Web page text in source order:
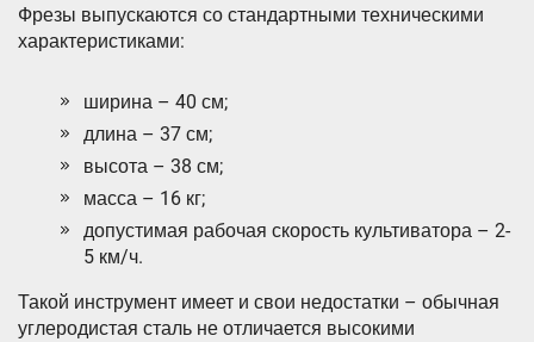
Фрезы выпускаются со стандартными техническими
характеристиками:
ширина – 40 см;
длина – 37 см;
высота – 38 см;
масса – 16 кг;
допустимая рабочая скорость культиватора – 2-
5 км/ч.
Такой инструмент имеет и свои недостатки – обычная
углеродистая сталь не отличается высокими